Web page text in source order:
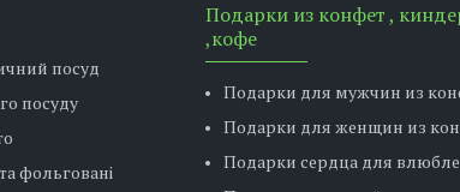
посуд
посуду
фольговані
Подарки из конфет ,
,кофе
Подарки для мужчин из
Подарки для женщин из
Подарки сердца для